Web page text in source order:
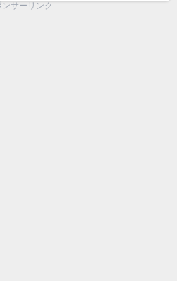
ンサーリンク